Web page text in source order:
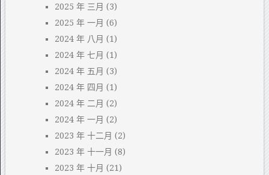
2025 年 三月 (3)
2025 年 一月 (6)
2024 年 八月 (1)
2024 年 七月 (1)
2024 年 五月 (3)
2024 年 四月 (1)
2024 年 二月 (2)
2024 年 一月 (2)
2023 年 十二月 (2)
2023 年 十一月 (8)
2023 年 十月 (21)